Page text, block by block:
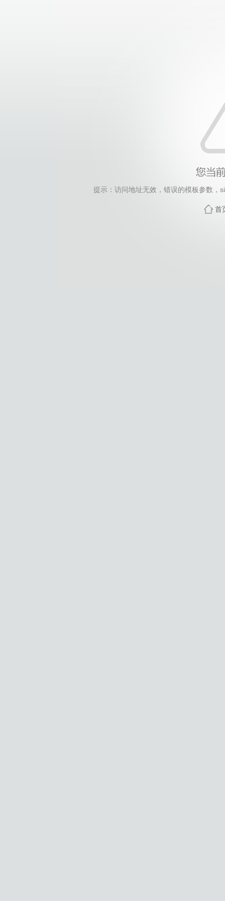
提示：访问地址无效，错误的模板参数
首